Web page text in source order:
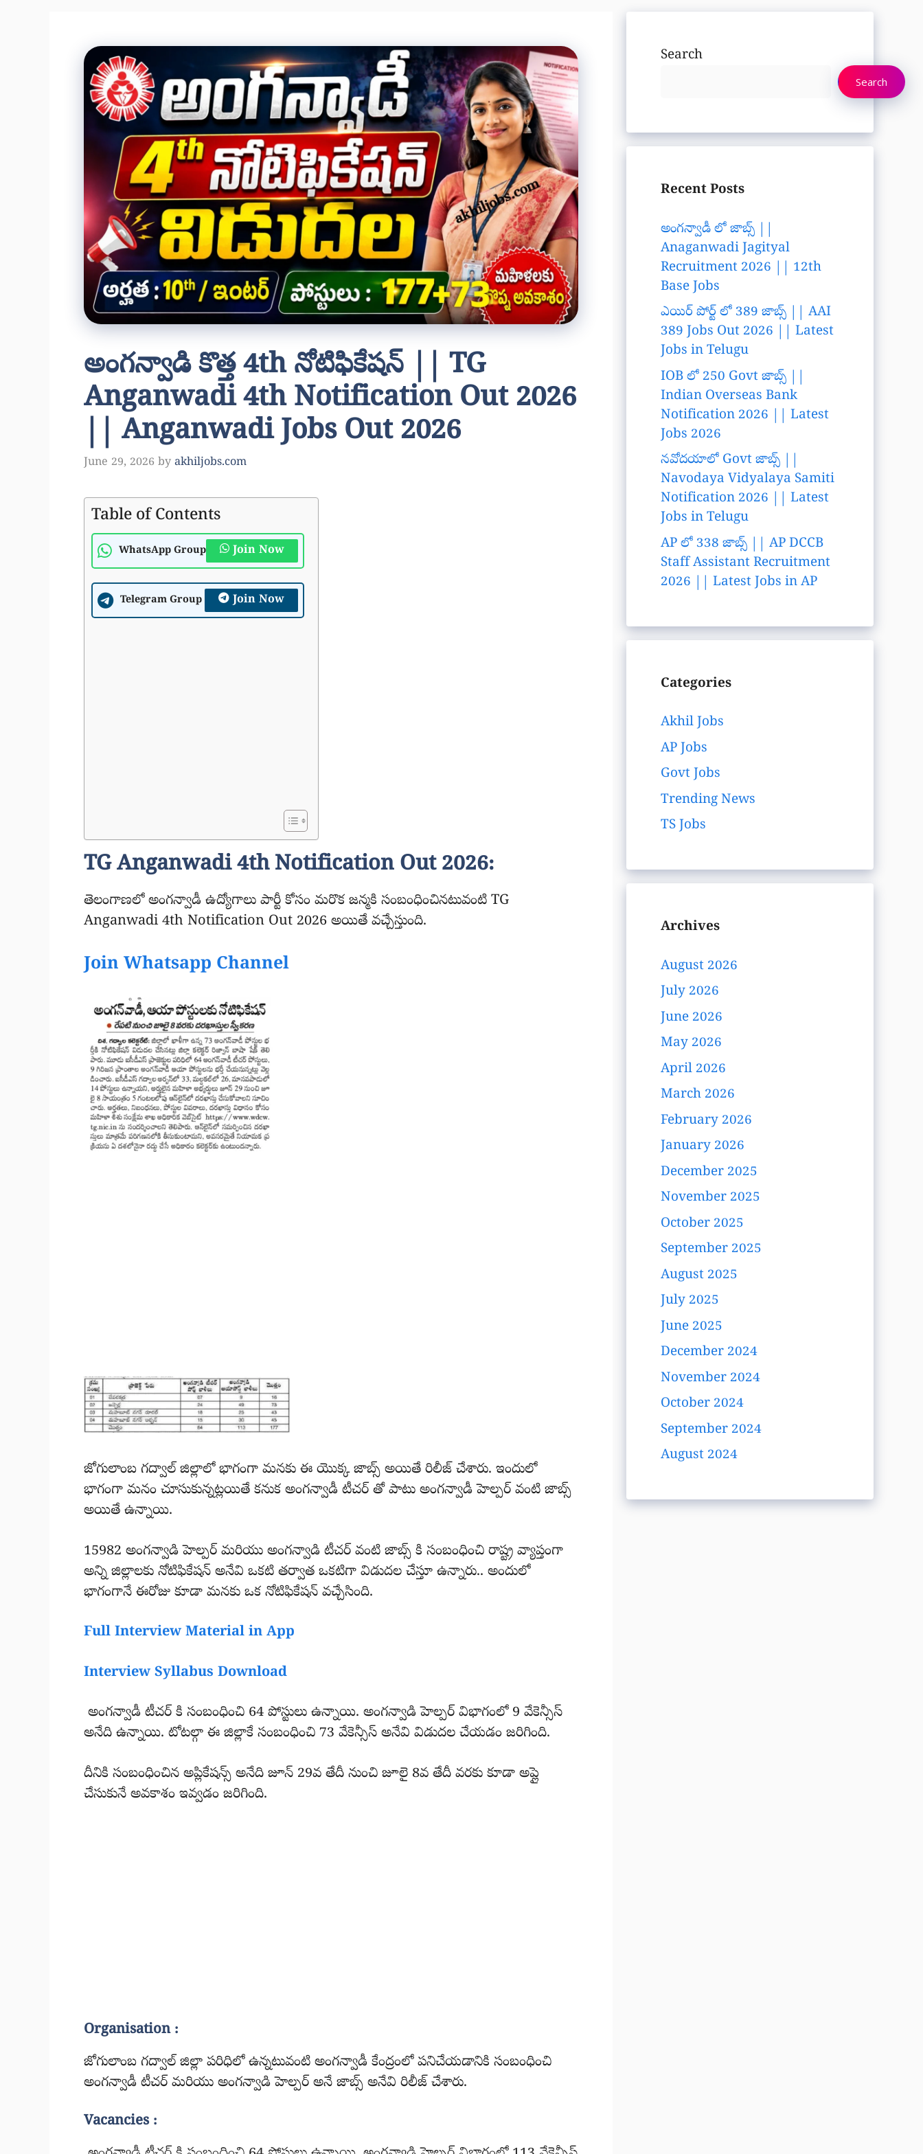
అంగన్వాడి కొత్త 4th నోటిఫికేషన్ || TG
Anganwadi 4th Notification Out 2026
|| Anganwadi Jobs Out 2026
June 29, 2026 by akhiljobs.com
Table of Contents
WhatsApp Group Join Now
Telegram Group Join Now
TG Anganwadi 4th Notification Out 2026:
తెలంగాణలో అంగన్వాడీ ఉద్యోగాలు పార్టీ కోసం మరొక జన్మకి సంబంధించినటువంటి TG
Anganwadi 4th Notification Out 2026 అయితే వచ్చేస్తుంది.
Join Whatsapp Channel
జోగులాంబ గద్వాల్ జిల్లాలో భాగంగా మనకు ఈ యొక్క జాబ్స్ అయితే రిలీజ్ చేశారు. ఇందులో
భాగంగా మనం చూసుకున్నట్లయితే కనుక అంగన్వాడీ టీచర్ తో పాటు అంగన్వాడీ హెల్పర్ వంటి జాబ్స్
అయితే ఉన్నాయి.
15982 అంగన్వాడి హెల్పర్ మరియు అంగన్వాడి టీచర్ వంటి జాబ్స్ కి సంబంధించి రాష్ట్ర వ్యాప్తంగా
అన్ని జిల్లాలకు నోటిఫికేషన్ అనేవి ఒకటి తర్వాత ఒకటిగా విడుదల చేస్తూ ఉన్నారు.. అందులో
భాగంగానే ఈరోజు కూడా మనకు ఒక నోటిఫికేషన్ వచ్చేసింది.
Full Interview Material in App
Interview Syllabus Download
అంగన్వాడీ టీచర్ కి సంబంధించి 64 పోస్టులు ఉన్నాయి. అంగన్వాడి హెల్పర్ విభాగంలో 9 వేకెన్సీస్
అనేది ఉన్నాయి. టోటల్గా ఈ జిల్లాకే సంబంధించి 73 వేకెన్సీస్ అనేవి విడుదల చేయడం జరిగింది.
దీనికి సంబంధించిన అప్లికేషన్స్ అనేది జూన్ 29వ తేదీ నుంచి జూలై 8వ తేదీ వరకు కూడా అప్లై
చేసుకునే అవకాశం ఇవ్వడం జరిగింది.
Organisation :
జోగులాంబ గద్వాల్ జిల్లా పరిధిలో ఉన్నటువంటి అంగన్వాడీ కేంద్రంలో పనిచేయడానికి సంబంధించి
అంగన్వాడీ టీచర్ మరియు అంగన్వాడి హెల్పర్ అనే జాబ్స్ అనేవి రిలీజ్ చేశారు.
Vacancies :
Search
Search
Recent Posts
అంగన్వాడీ లో జాబ్స్ ||
Anaganwadi Jagityal
Recruitment 2026 || 12th
Base Jobs
ఎయిర్ పోర్ట్ లో 389 జాబ్స్ || AAI
389 Jobs Out 2026 || Latest
Jobs in Telugu
IOB లో 250 Govt జాబ్స్ ||
Indian Overseas Bank
Notification 2026 || Latest
Jobs 2026
నవోదయాలో Govt జాబ్స్ ||
Navodaya Vidyalaya Samiti
Notification 2026 || Latest
Jobs in Telugu
AP లో 338 జాబ్స్ || AP DCCB
Staff Assistant Recruitment
2026 || Latest Jobs in AP
Categories
Akhil Jobs
AP Jobs
Govt Jobs
Trending News
TS Jobs
Archives
August 2026
July 2026
June 2026
May 2026
April 2026
March 2026
February 2026
January 2026
December 2025
November 2025
October 2025
September 2025
August 2025
July 2025
June 2025
December 2024
November 2024
October 2024
September 2024
August 2024